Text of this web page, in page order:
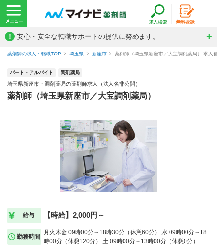
! 安心・安全な転職サポートの提供に努めます。
薬剤師の求人・転職TOP 埼玉県 新座市 薬剤師（埼玉県新座市／大宝調剤薬局） 求人
パート・アルバイト 調剤薬局
埼玉県新座市・調剤薬局の薬剤師求人（法人名非公開）
薬剤師（埼玉県新座市／大宝調剤薬局）
給与 【時給】2,000円～
勤務時間
月火木金:09時00分～18時30分（休憩60分）,水:09時00分～18
時00分（休憩120分）,土:09時00分～13時00分（休憩0分）